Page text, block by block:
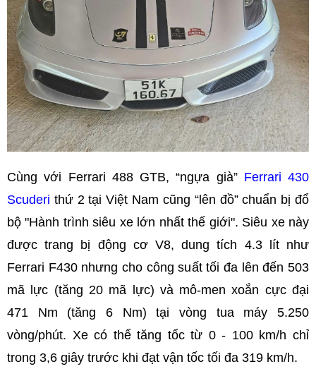
Cùng với Ferrari 488 GTB, “ngựa già” Ferrari 430
Scuderi thứ 2 tại Việt Nam cũng “lên đồ” chuẩn bị đổ
bộ "Hành trình siêu xe lớn nhất thế giới". Siêu xe này
được trang bị động cơ V8, dung tích 4.3 lít như
Ferrari F430 nhưng cho công suất tối đa lên đến 503
mã lực (tăng 20 mã lực) và mô-men xoắn cực đại
471 Nm (tăng 6 Nm) tại vòng tua máy 5.250
vòng/phút. Xe có thể tăng tốc từ 0 - 100 km/h chỉ
trong 3,6 giây trước khi đạt vận tốc tối đa 319 km/h.